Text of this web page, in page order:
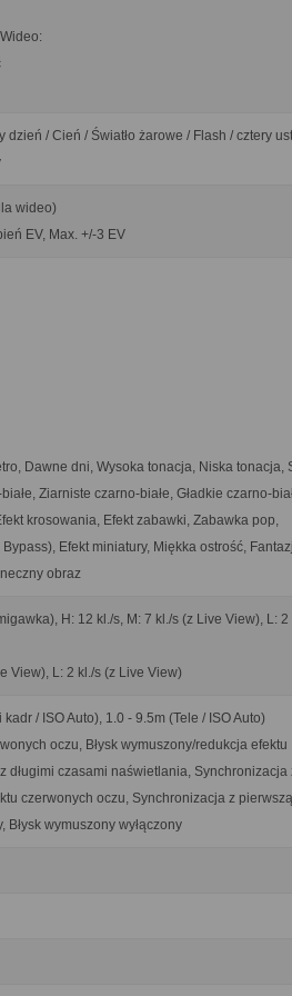
dzień / Cień / Światło żarowe / Flash / cztery
wideo)
EV, Max. +/-3 EV
Dawne dni, Wysoka tonacja, Niska tonacja,
Ziarniste czarno-białe, Gładkie czarno-
krosowania, Efekt zabawki, Zabawka pop,
Efekt miniatury, Miękka ostrość,
obraz
H: 12 kl./s, M: 7 kl./s (z Live View), L: 2
View), L: 2 kl./s (z Live View)
/ ISO Auto), 1.0 - 9.5m (Tele / ISO Auto)
oczu, Błysk wymuszony/redukcja efektu
długimi czasami naświetlania, Synchronizacja
czerwonych oczu, Synchronizacja z
Błysk wymuszony wyłączony